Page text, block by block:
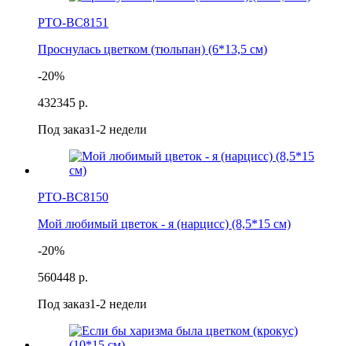
РТО-ВС8151
Проснулась цветком (тюльпан) (6*13,5 см)
-20%
432345 р.
Под заказ1-2 недели
РТО-ВС8150
Мой любимый цветок - я (нарцисс) (8,5*15 см)
-20%
560448 р.
Под заказ1-2 недели